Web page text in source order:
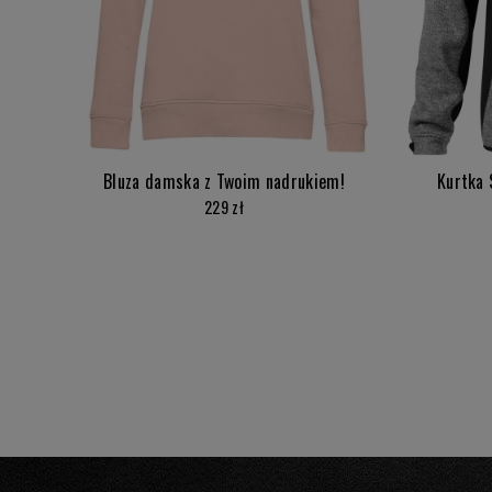
Bluza damska z Twoim nadrukiem!
229 zł
Kurtka